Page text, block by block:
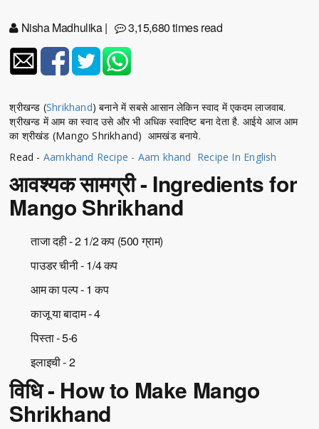
Nisha Madhulika| 3,15,680 times read
श्रीखन्ड (Shrikhand) बनाने में सबसे आसान लेकिन स्वाद में एकदम लाजवाब.
श्रीखन्ड में आम का स्वाद उसे और भी अधिक स्वादिष्ट बना देता है. आईये आज आम
का श्रीखंड (Mango Shrikhand) आमखंड बनाये.
Read - Aamkhand Recipe - Aam khand Recipe In English
आवश्यक सामग्री - Ingredients for
Mango Shrikhand
ताजा दही - 2 1/2 कप (500 ग्राम)
पाउडर चीनी - 1/4 कप
आम का पल्प - 1 कप
काजू या बादाम - 4
पिस्ता - 5-6
इलाइची - 2
विधि - How to Make Mango
Shrikhand